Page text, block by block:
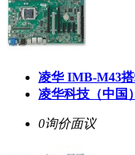
凌华 IMB-M43
凌华科技（中国
0询价面议